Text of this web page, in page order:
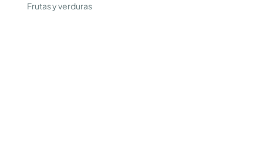
Frutas y verduras